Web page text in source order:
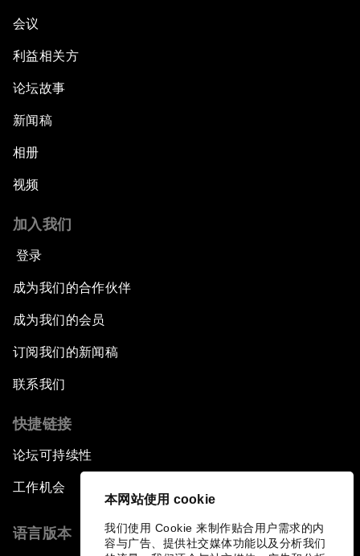
本网站使用 cookie
我们使用 Cookie 来制作贴合用户需求的内
容与广告、提供社交媒体功能以及分析我们
会议
利益相关方
论坛故事
新闻稿
相册
视频
加入我们
登录
成为我们的合作伙伴
成为我们的会员
订阅我们的新闻稿
联系我们
快捷链接
论坛可持续性
工作机会
语言版本